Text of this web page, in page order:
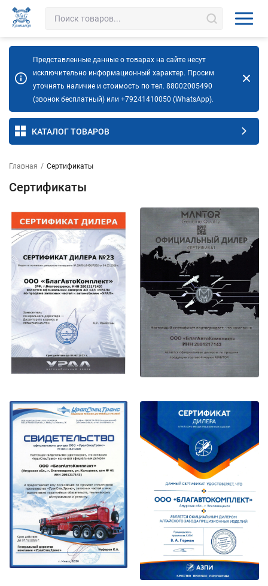
Представленные данные о товарах на сайте несут
исключительно информационный характер. Просим
уточнять наличие и стоимость по тел. 88002005490
(звонок бесплатный) или +79241410050 (WhatsApp).
КАТАЛОГ ТОВАРОВ
Главная / Сертификаты
Сертификаты